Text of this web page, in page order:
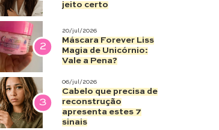
jeito certo
2
20/jul/2026
Máscara Forever Liss
Magia de Unicórnio:
Vale a Pena?
3
06/jul/2026
Cabelo que precisa de
reconstrução
apresenta estes 7
sinais